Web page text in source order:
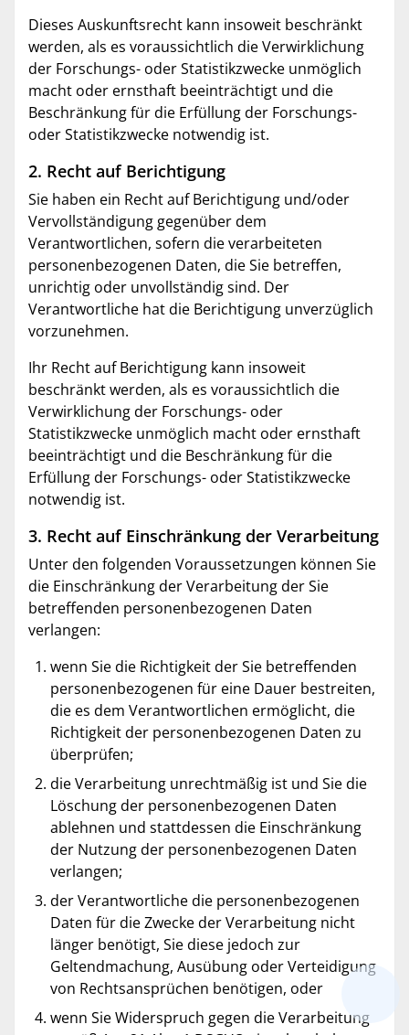
Dieses Auskunftsrecht kann insoweit beschränkt
werden, als es voraussichtlich die Verwirklichung
der Forschungs- oder Statistikzwecke unmöglich
macht oder ernsthaft beeinträchtigt und die
Beschränkung für die Erfüllung der Forschungs-
oder Statistikzwecke notwendig ist.
2. Recht auf Berichtigung
Sie haben ein Recht auf Berichtigung und/oder
Vervollständigung gegenüber dem
Verantwortlichen, sofern die verarbeiteten
personenbezogenen Daten, die Sie betreffen,
unrichtig oder unvollständig sind. Der
Verantwortliche hat die Berichtigung unverzüglich
vorzunehmen.
Ihr Recht auf Berichtigung kann insoweit
beschränkt werden, als es voraussichtlich die
Verwirklichung der Forschungs- oder
Statistikzwecke unmöglich macht oder ernsthaft
beeinträchtigt und die Beschränkung für die
Erfüllung der Forschungs- oder Statistikzwecke
notwendig ist.
3. Recht auf Einschränkung der Verarbeitung
Unter den folgenden Voraussetzungen können Sie
die Einschränkung der Verarbeitung der Sie
betreffenden personenbezogenen Daten
verlangen:
wenn Sie die Richtigkeit der Sie betreffenden
personenbezogenen für eine Dauer bestreiten,
die es dem Verantwortlichen ermöglicht, die
Richtigkeit der personenbezogenen Daten zu
überprüfen;
die Verarbeitung unrechtmäßig ist und Sie die
Löschung der personenbezogenen Daten
ablehnen und stattdessen die Einschränkung
der Nutzung der personenbezogenen Daten
verlangen;
der Verantwortliche die personenbezogenen
Daten für die Zwecke der Verarbeitung nicht
länger benötigt, Sie diese jedoch zur
Geltendmachung, Ausübung oder Verteidigung
von Rechtsansprüchen benötigen, oder
wenn Sie Widerspruch gegen die Verarbeitung